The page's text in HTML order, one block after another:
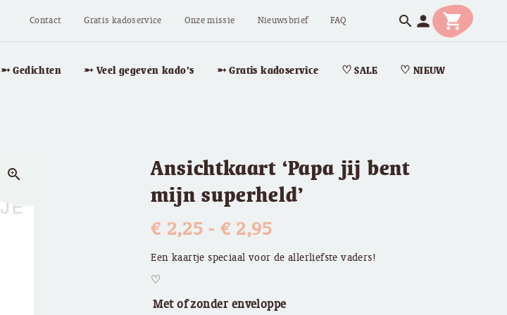
Contact Gratis kadoservice Onze missie Nieuwsbrief FAQ search person shopping_cart
➵ Gedichten ➵ Veel gegeven kado’s ➵ Gratis kadoservice ♡ SALE ♡ NIEUW
zoom_in
Ansichtkaart ‘Papa jij bent
mijn superheld’
€ 2,25 - € 2,95Prijsklasse:
€ 2,25
Een kaartje speciaal voor de allerliefste vaders!
♡
Met of zonder enveloppe